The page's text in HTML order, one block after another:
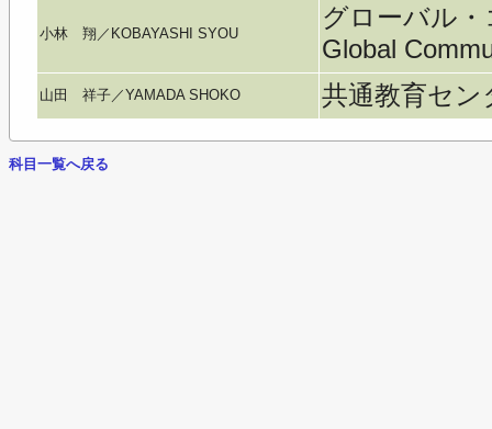
小林 翔／KOBAYASHI SYOU
グローバル
Global
山田 祥子／YAMADA SHOKO 共通教育セン
科目一覧へ戻る